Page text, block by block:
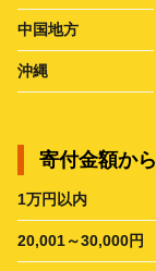
中国地方
沖縄
寄付金額か
1万円以内
20,001～30,000円